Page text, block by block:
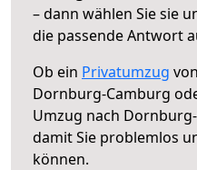
– dann wählen Sie sie
die passende Antwort
Ob ein Privatumzug
Dornburg-Camburg
Umzug nach
damit Sie problemlos
können.